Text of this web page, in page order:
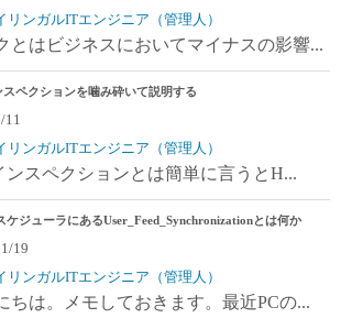
リンガルITエンジニア（管理人）
とはビジネスにおいてマイナスの影響...
スペクションを噛み砕いて説明する
11
リンガルITエンジニア（管理人）
ンスペクションとは簡単に言うとH...
ケジューラにあるUser_Feed_Synchronizationとは何か
19
リンガルITエンジニア（管理人）
ちは。メモしておきます。最近PCの...